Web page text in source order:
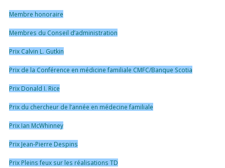
Membre honoraire
Membres du Conseil d’administration
Prix Calvin L. Gutkin
Prix de la Conférence en médicine familiale CMFC/Banque Scotia
Prix Donald I. Rice
Prix du chercheur de l’année en médecine familiale
Prix Ian McWhinney
Prix Jean-Pierre Despins
Prix Pleins feux sur les réalisations TD